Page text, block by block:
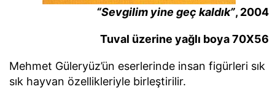
“Sevgilim yine geç kaldık”, 2004
Tuval üzerine yağlı boya 70X56
Mehmet Güleryüz’ün eserlerinde insan figürleri sık
sık hayvan özellikleriyle birleştirilir.